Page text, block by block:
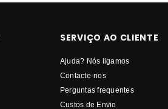
SERVIÇO AO CLIENTE
Ajuda? Nós ligamos
Contacte-nos
Perguntas frequentes
Custos de Envio